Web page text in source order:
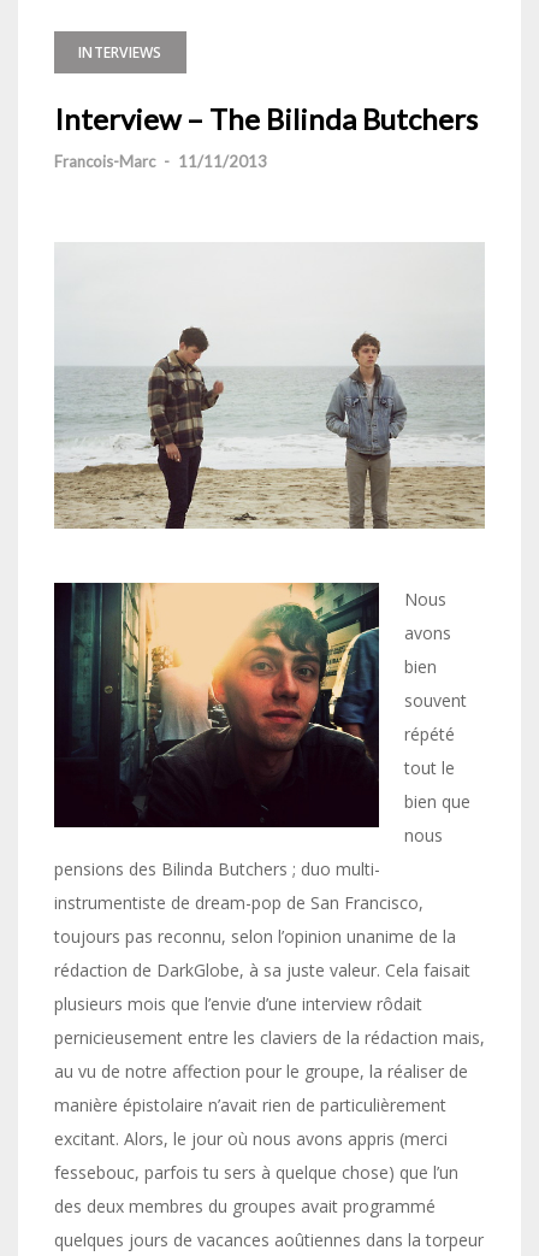
INTERVIEWS
Interview – The Bilinda Butchers
Francois-Marc - 11/11/2013
Nous
avons
bien
souvent
répété
tout le
bien que
nous
pensions des Bilinda Butchers ; duo multi-
instrumentiste de dream-pop de San Francisco,
toujours pas reconnu, selon l’opinion unanime de la
rédaction de DarkGlobe, à sa juste valeur. Cela faisait
plusieurs mois que l’envie d’une interview rôdait
pernicieusement entre les claviers de la rédaction mais,
au vu de notre affection pour le groupe, la réaliser de
manière épistolaire n’avait rien de particulièrement
excitant. Alors, le jour où nous avons appris (merci
fessebouc, parfois tu sers à quelque chose) que l’un
des deux membres du groupes avait programmé
quelques jours de vacances aoûtiennes dans la torpeur